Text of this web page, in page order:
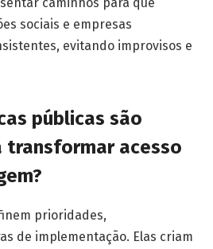
caminhos para que
sociais e empresas
evitando improvisos e
públicas são
transformar acesso
prioridades,
de implementação. Elas criam